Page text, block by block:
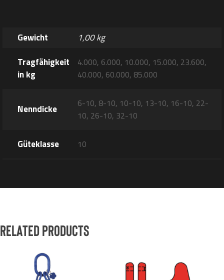
Gewicht
1,00 kg
Tragfähigkeit
in kg
4.000, 6.000, 10.000, 15.000, 23.600,
40.000, 60.000, 85.000
Nenndicke
6-10, 8-10, 10-10, 13-10, 16-10, 22-
10, 26-10, 32-10
Güteklasse 10
Related products
Produkt